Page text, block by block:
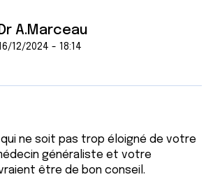
Dr A.Marceau
16/12/2024 - 18:14
qui ne soit pas trop éloigné de votre
généraliste et votre
être de bon conseil.